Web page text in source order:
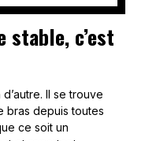
stable, c’est
Il se trouve
bras depuis toutes
ce soit un